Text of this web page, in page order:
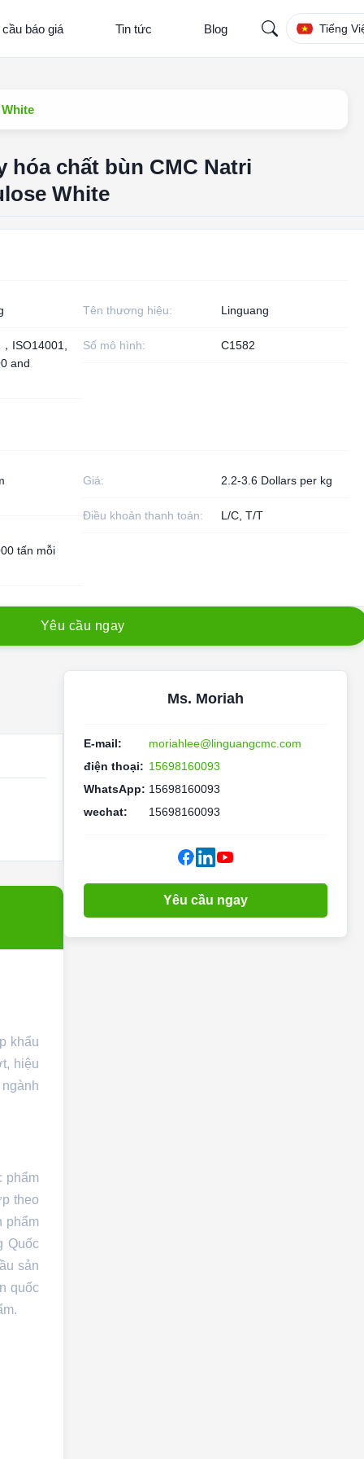
báo giá Tin tức Blog Tiếng
hóa chất bùn CMC Natri
White
Tên thương hiệu: Linguang
ISO14001,
and
Số mô hình: C1582
Giá: 2.2-3.6 Dollars per kg
Điều khoản thanh toán: L/C, T/T
tấn mỗi
Yêu cầu ngay
khẩu
hiệu
phẩm
theo
phẩm
Quốc
sản
quốc
Ms. Moriah
E-mail:
moriahlee@linguangcmc.com
điện thoại: 15698160093
WhatsApp: 15698160093
wechat:
15698160093
Yêu cầu ngay